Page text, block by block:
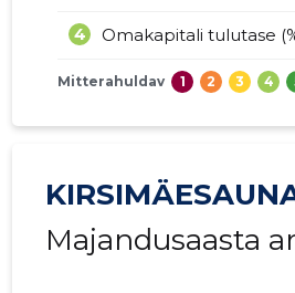
Omakapitali tulutase
4
Mitterahuldav 1 2 3 4
Majandusaasta